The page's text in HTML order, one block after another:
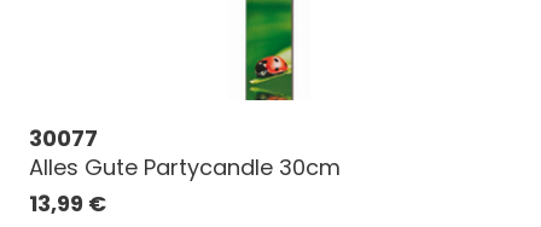
30077
Alles Gute Partycandle 30cm
13,99 €